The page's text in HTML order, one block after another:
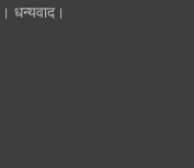
धन्यवाद।